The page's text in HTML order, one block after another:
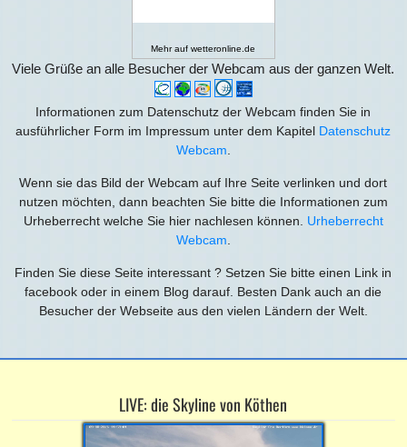
Mehr aufwetteronline.de
Viele Grüße an alle Besucher der Webcam aus der ganzen Welt.
Informationen zum Datenschutz der Webcam finden Sie in
ausführlicher Form im Impressum unter dem Kapitel Datenschutz
Webcam
Wenn sie das Bild der Webcam auf Ihre Seite verlinken und dort
nutzen möchten, dann beachten Sie bitte die Informationen zum
Urheberrecht welche Sie hier nachlesen können. Urheberrecht
Webcam
Finden Sie diese Seite interessant ? Setzen Sie bitte einen Link in
facebook oder in einem Blog darauf. Besten Dank auch an die
Besucher der Webseite aus den vielen Ländern der Welt.
LIVE: die Skyline von Köthen